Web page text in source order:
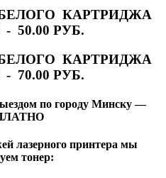
КАРТРИДЖА
50.00 РУБ.
КАРТРИДЖА
70.00 РУБ.
по городу Минску —
лазерного принтера мы
тонер: